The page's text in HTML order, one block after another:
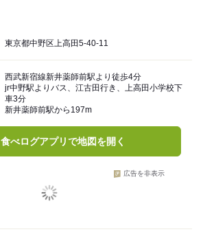
東京都中野区上高田5-40-11
西武新宿線新井薬師前駅より徒歩4分
jr中野駅よりバス、江古田行き、上高田小学校下
車3分
新井薬師前駅から197m
食べログアプリで地図を開く
広告を非表示